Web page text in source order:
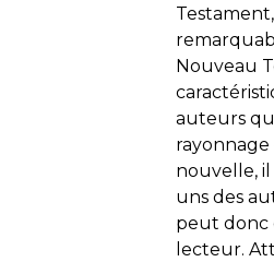
Nouveau
auteurs
rayonnage
nouvelle, il
uns des
peut donc
lecteur.